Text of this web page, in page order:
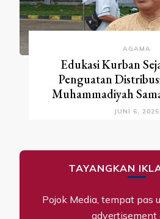
AGAMA
Edukasi Kurban
Penguatan
Muhammadiyah
JUNI 6, 2025
TAYANGKAN
Pojok Media, tempat pas
advertisement